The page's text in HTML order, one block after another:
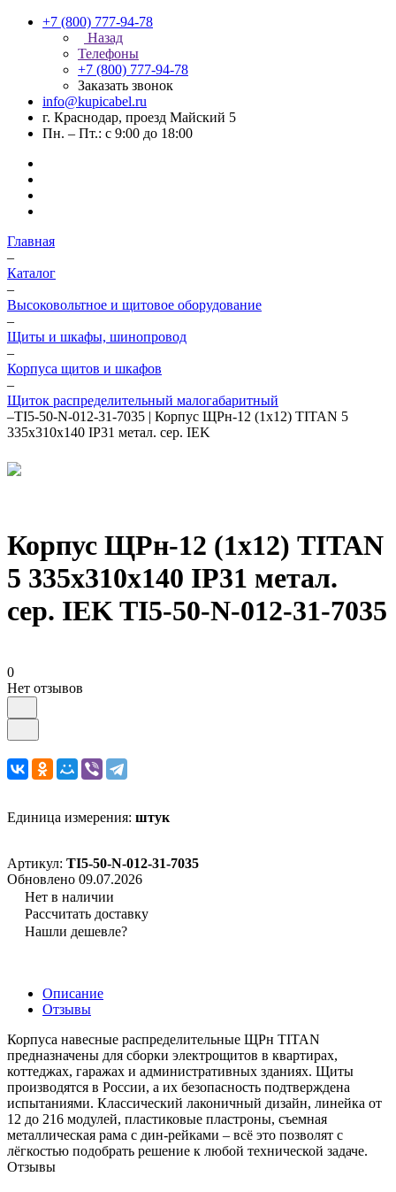
+7 (800) 777-94-78
Назад
Телефоны
+7 (800) 777-94-78
Заказать звонок
info@kupicabel.ru
г. Краснодар, проезд Майский 5
Пн. – Пт.: с 9:00 до 18:00
Главная
–
Каталог
–
Высоковольтное и щитовое оборудование
–
Щиты и шкафы, шинопровод
–
Корпуса щитов и шкафов
–
Щиток распределительный малогабаритный
–TI5-50-N-012-31-7035 | Корпус ЩРн-12 (1х12) TITAN 5
335х310х140 IP31 метал. сер. IEK
Корпус ЩРн-12 (1х12) TITAN
5 335х310х140 IP31 метал.
сер. IEK TI5-50-N-012-31-7035
0
Нет отзывов
Единица измерения: штук
Артикул: TI5-50-N-012-31-7035
Обновлено 09.07.2026
Нет в наличии
Рассчитать доставку
Нашли дешевле?
Описание
Отзывы
Корпуса навесные распределительные ЩРн TITAN
предназначены для сборки электрощитов в квартирах,
коттеджах, гаражах и административных зданиях. Щиты
производятся в России, а их безопасность подтверждена
испытаниями. Классический лаконичный дизайн, линейка от
12 до 216 модулей, пластиковые пластроны, съемная
металлическая рама с дин-рейками – всё это позволят с
лёгкостью подобрать решение к любой технической задаче.
Отзывы